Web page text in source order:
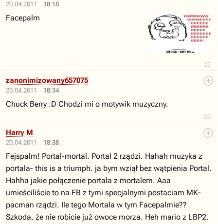
20.04.2011 18:18
25
Facepalm
20.04.2011 18:34
26
zanonimizowany657075
Chuck Berry :D Chodzi mi o motywik muzyczny.
20.04.2011 18:38
Harry M
Fejspalm! Portal-mortal. Portal 2 rządzi. Hahah muzyka z
portala- this is a triumph. ja bym wziął bez wątpienia Portal.
Hahha jakie połączenie portala z mortalem. Aaa
umieściliście to na FB z tymi specjalnymi postaciam MK-
pacman rządzi. Ile tego Mortala w tym Facepalmie??
Szkoda, że nie robicie już owoce morza. Heh mario z LBP2.